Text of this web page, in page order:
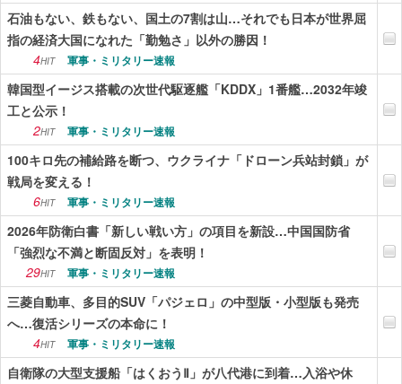
石油もない、鉄もない、国土の7割は山…それでも日本が世界屈
指の経済大国になれた「勤勉さ」以外の勝因！
4HIT 軍事・ミリタリー速報
韓国型イージス搭載の次世代駆逐艦「KDDX」1番艦…2032年竣
工と公示！
2HIT 軍事・ミリタリー速報
100キロ先の補給路を断つ、ウクライナ「ドローン兵站封鎖」が
戦局を変える！
6HIT 軍事・ミリタリー速報
2026年防衛白書「新しい戦い方」の項目を新設…中国国防省
「強烈な不満と断固反対」を表明！
29HIT 軍事・ミリタリー速報
三菱自動車、多目的SUV「パジェロ」の中型版・小型版も発売
へ…復活シリーズの本命に！
4HIT 軍事・ミリタリー速報
自衛隊の大型支援船「はくおうⅡ」が八代港に到着…入浴や休